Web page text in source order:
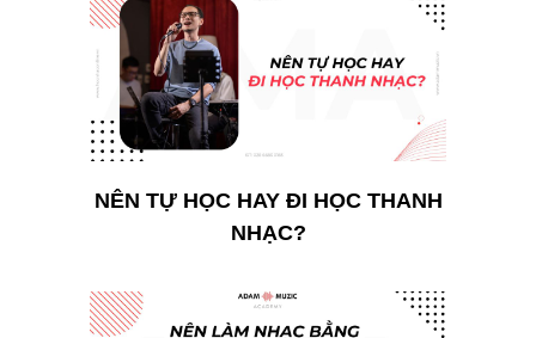
NÊN TỰ HỌC HAY ĐI HỌC THANH
NHẠC?